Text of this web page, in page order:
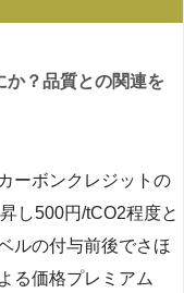
か？品質との関連を
ーボンクレジットの
し500円/tCO2程度と
ルの付与前後でさほ
る価格プレミアム